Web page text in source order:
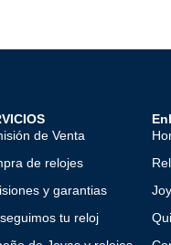
de Venta
de relojes
y garantias
tu reloj